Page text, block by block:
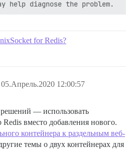
for Redis?
05.Апрель.2020 12:00:57
— использовать
вместо добавления нового.
контейнера к раздельным веб-
темы о двух контейнерах для